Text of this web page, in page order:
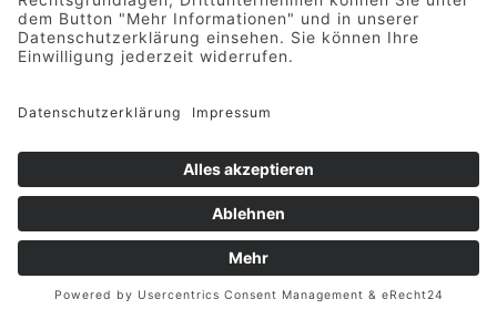
entsprechenden Pläne und sorgen für die
korrekte Darstellung aller technischen Details.
Unterstützung bei der Dokumentation:
bei der Erstellung von Dokumenten für die
Baugenehmigung und bei der Dokumentation
des gesamten Bauprozesses.
Die Zusammenarbeit zwischen
Architekten/Architektin und
Bauzeichnern/Bauzeichnerinnen ist von
entscheidender Bedeutung für den Erfolg eines